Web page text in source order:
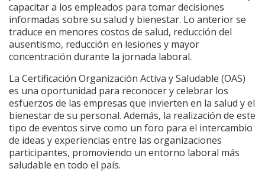
capacitar a los empleados para tomar decisiones
informadas sobre su salud y bienestar. Lo anterior se
traduce en menores costos de salud, reducción del
ausentismo, reducción en lesiones y mayor
concentración durante la jornada laboral.
La Certificación Organización Activa y Saludable (OAS)
es una oportunidad para reconocer y celebrar los
esfuerzos de las empresas que invierten en la salud y el
bienestar de su personal. Además, la realización de este
tipo de eventos sirve como un foro para el intercambio
de ideas y experiencias entre las organizaciones
participantes, promoviendo un entorno laboral más
saludable en todo el país.